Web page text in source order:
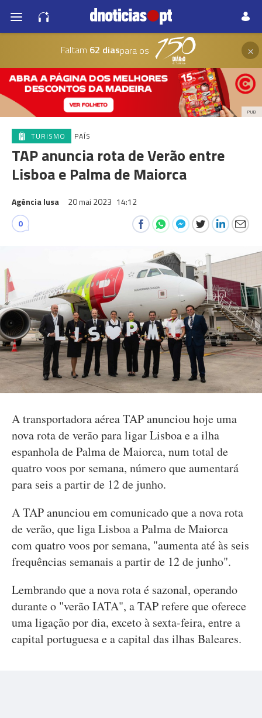
Faltam 62 diaspara os ×
PUB
TURISMO PAÍS
TAP anuncia rota de Verão entre
Lisboa e Palma de Maiorca
Agência lusa 20 mai 2023 14:12
0
A transportadora aérea TAP anunciou hoje uma
nova rota de verão para ligar Lisboa e a ilha
espanhola de Palma de Maiorca, num total de
quatro voos por semana, número que aumentará
para seis a partir de 12 de junho.
A TAP anunciou em comunicado que a nova rota
de verão, que liga Lisboa a Palma de Maiorca
com quatro voos por semana, "aumenta até às seis
frequências semanais a partir de 12 de junho".
Lembrando que a nova rota é sazonal, operando
durante o "verão IATA", a TAP refere que oferece
uma ligação por dia, exceto à sexta-feira, entre a
capital portuguesa e a capital das ilhas Baleares.